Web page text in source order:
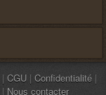
| CGU | Confidentialité |
| Nous contacter